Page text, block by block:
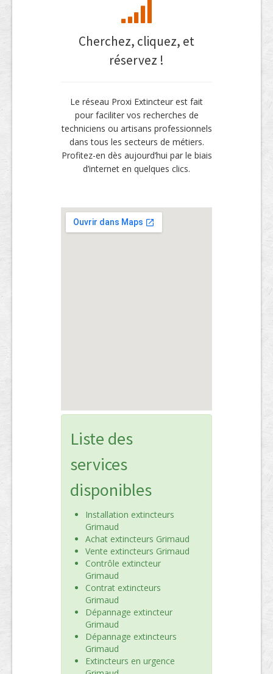
Cherchez, cliquez, et
réservez !
Le réseau Proxi Extincteur est fait
pour faciliter vos recherches de
techniciens ou artisans professionnels
dans tous les secteurs de métiers.
Profitez-en dès aujourd’hui par le biais
d’internet en quelques clics.
Liste des
services
disponibles
Installation extincteurs
Grimaud
Achat extincteurs Grimaud
Vente extincteurs Grimaud
Contrôle extincteur
Grimaud
Contrat extincteurs
Grimaud
Dépannage extincteur
Grimaud
Dépannage extincteurs
Grimaud
Extincteurs en urgence